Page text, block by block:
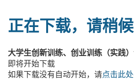
正在下载，请稍
大学生创新训练、创业训练（实践
即将开始下载
如果下载没有自动开始，请点击此